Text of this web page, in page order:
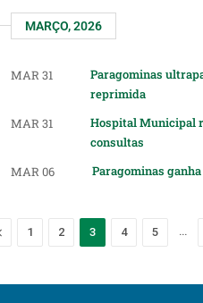
MARÇO, 2026
MAR 31
Paragominas
reprimida
MAR 31
Hospital Municipal
consultas
MAR 06
Paragominas
Previous
1 2 3 4 5 …